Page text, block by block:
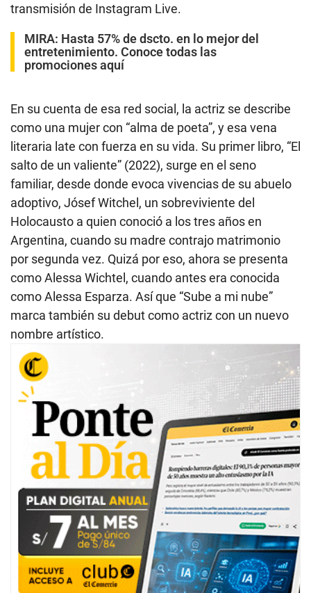
transmisión de Instagram Live.
MIRA: Hasta 57% de dscto. en lo mejor del
entretenimiento. Conoce todas las
promociones aquí
En su cuenta de esa red social, la actriz se describe
como una mujer con “alma de poeta”, y esa vena
literaria late con fuerza en su vida. Su primer libro, “El
salto de un valiente” (2022), surge en el seno
familiar, desde donde evoca vivencias de su abuelo
adoptivo, Jósef Witchel, un sobreviviente del
Holocausto a quien conoció a los tres años en
Argentina, cuando su madre contrajo matrimonio
por segunda vez. Quizá por eso, ahora se presenta
como Alessa Wichtel, cuando antes era conocida
como Alessa Esparza. Así que “Sube a mi nube”
marca también su debut como actriz con un nuevo
nombre artístico.